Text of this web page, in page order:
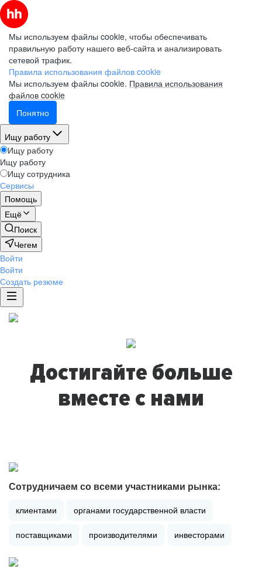
Мы используем файлы cookie, чтобы обеспечивать
правильную работу нашего веб-сайта и анализировать
сетевой трафик.
Правила использования файлов cookie
Мы используем файлы cookie. Правила использования
файлов cookie
Понятно
Ищу работу
Ищу работу
Ищу работу
Ищу сотрудника
Сервисы
Помощь
Ещё
Поиск
Чегем
Войти
Войти
Создать резюме
Достигайте больше
вместе с нами
Сотрудничаем со всеми участниками рынка:
клиентами органами государственной власти
поставщиками производителями инвесторами